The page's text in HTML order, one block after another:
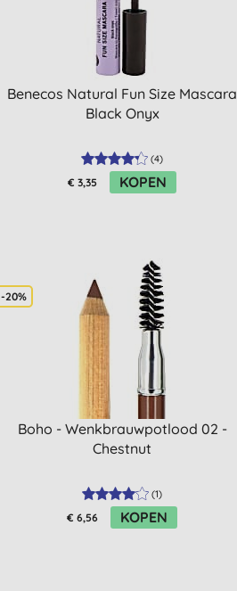
Benecos Natural Fun Size Mascara
Black Onyx
(4)
€ 3,35 KOPEN
-20%
Boho - Wenkbrauwpotlood 02 -
Chestnut
(1)
€ 6,56 KOPEN